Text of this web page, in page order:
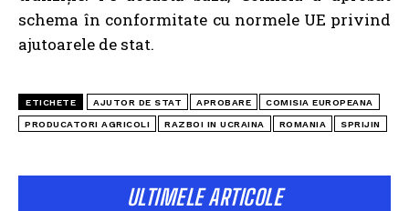
schema în conformitate cu normele UE privind
ajutoarele de stat.
ETICHETE AJUTOR DE STAT APROBARE COMISIA EUROPEANA
PRODUCATORI AGRICOLI RAZBOI IN UCRAINA ROMANIA SPRIJIN
ULTIMELE ARTICOLE